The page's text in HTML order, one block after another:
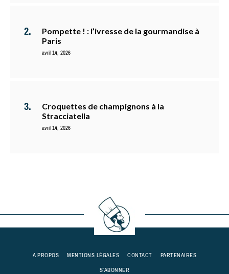
Pompette ! : l’ivresse de la gourmandise à
Paris
avril 14, 2026
Croquettes de champignons à la
Stracciatella
avril 14, 2026
A PROPOS MENTIONS LÉGALES CONTACT
PARTENAIRES
S’ABONNER